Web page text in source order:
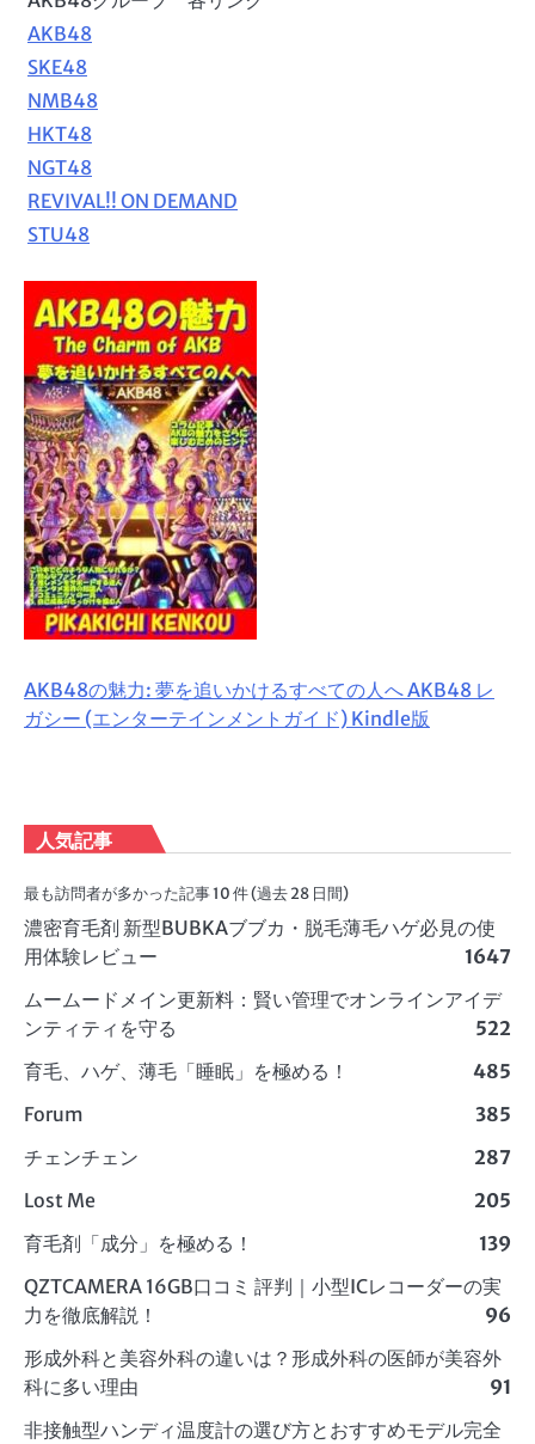
AKB48
SKE48
NMB48
HKT48
NGT48
REVIVAL!! ON DEMAND
STU48
AKB48の魅力: 夢を追いかけるすべての人へ AKB48 レ
ガシー (エンターテインメントガイド) Kindle版
人気記事
最も訪問者が多かった記事 10 件 (過去 28 日間)
濃密育毛剤 新型BUBKAブブカ・脱毛薄毛ハゲ必見の使
用体験レビュー
1647
ムームードメイン更新料：賢い管理でオンラインアイデ
ンティティを守る
522
育毛、ハゲ、薄毛「睡眠」を極める！
485
Forum
385
チェンチェン
287
Lost Me
205
育毛剤「成分」を極める！
139
QZTCAMERA 16GB口コミ 評判｜小型ICレコーダーの実
力を徹底解説！
96
形成外科と美容外科の違いは？形成外科の医師が美容外
科に多い理由
91
非接触型ハンディ温度計の選び方とおすすめモデル完全